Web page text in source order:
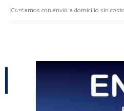
Contamos con envio a domicilio sin
NUESTRAS CATEGORÍAS